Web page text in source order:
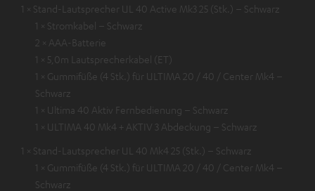
1 × Stand-Lautsprecher UL 40 Active Mk3 25 (Stk.) – Schwarz
1 × Stromkabel – Schwarz
2 × AAA-Batterie
1 × 5,0m Lautsprecherkabel (ET)
1 × Gummifüße (4 Stk.) für ULTIMA 20 / 40 / Center Mk4 –
Schwarz
1 × Ultima 40 Aktiv Fernbedienung – Schwarz
1 × ULTIMA 40 Mk4 + AKTIV 3 Abdeckung – Schwarz
1 × Stand-Lautsprecher UL 40 Mk4 25 (Stk.) – Schwarz
1 × Gummifüße (4 Stk.) für ULTIMA 20 / 40 / Center Mk4 –
Schwarz